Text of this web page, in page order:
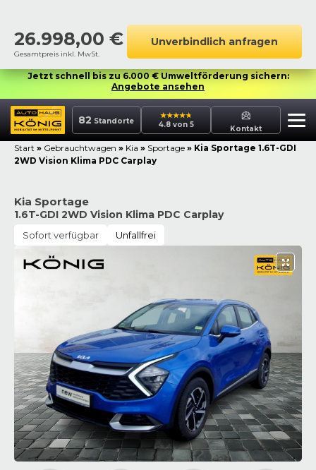
26.998,00 €
Gesamtpreis inkl. MwSt.
Unverbindlich anfragen
Jetzt schnell bis zu 6.000 € Umweltförderung sichern:
Angebote ansehen
82 Standorte 4.8 von 5 Kontakt
Start » Gebrauchtwagen » Kia » Sportage » Kia Sportage 1.6T-GDI
2WD Vision Klima PDC Carplay
Kia Sportage
1.6T-GDI 2WD Vision Klima PDC Carplay
Sofort verfügbar Unfallfrei